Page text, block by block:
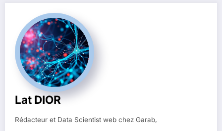
Lat DIOR
Rédacteur et Data Scientist web chez Garab,